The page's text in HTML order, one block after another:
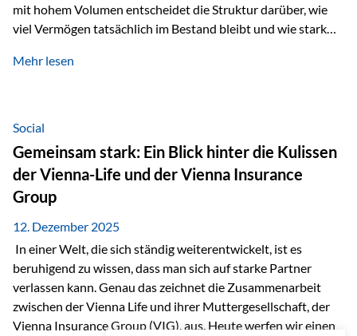
mit hohem Volumen entscheidet die Struktur darüber, wie
viel Vermögen tatsächlich im Bestand bleibt und wie stark
Beispiel verdeutlicht diese Wirkung besonders deutlich.
hinzukommen, spielt nicht nur die Rendite eine Rolle. Auch
steuerliche Effekte haben einen erheblichen Einfluss auf…
Mehr lesen
Social
Gemeinsam stark: Ein Blick hinter die Kulissen
der Vienna-Life und der Vienna Insurance
Group
12. Dezember 2025
In einer Welt, die sich ständig weiterentwickelt, ist es
beruhigend zu wissen, dass man sich auf starke Partner
verlassen kann. Genau das zeichnet die Zusammenarbeit
zwischen der Vienna Life und ihrer Muttergesellschaft, der
Vienna Insurance Group (VIG), aus. Heute werfen wir einen